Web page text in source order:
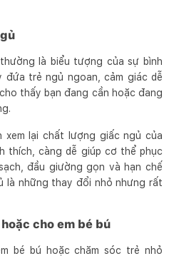
là biểu tượng của sự bình
đứa trẻ ngủ ngoan, cảm giác dễ
thấy bạn đang cần hoặc đang
xem lại chất lượng giấc ngủ của
thích, càng dễ giúp cơ thể phục
đầu giường gọn và hạn chế
là những thay đổi nhỏ nhưng rất
cho em bé bú
bé bú hoặc chăm sóc trẻ nhỏ